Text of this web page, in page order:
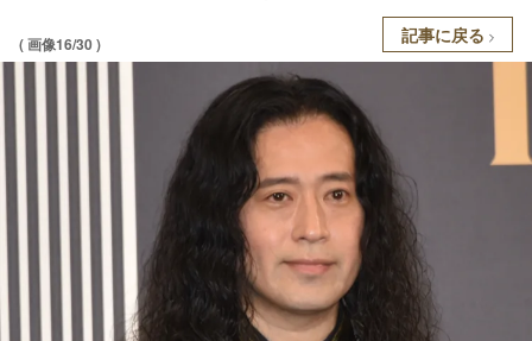
( 画像16/30 ) 記事に戻る